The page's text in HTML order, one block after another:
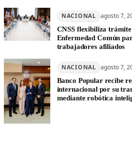
NACIONAL agosto 7,
CNSS flexibiliza
Enfermedad Común
trabajadores afiliados
NACIONAL agosto 7,
Banco Popular recibe
internacional por su
mediante robótica